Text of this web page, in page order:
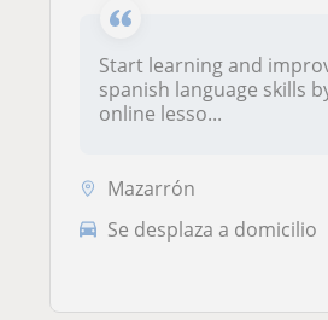
Start learning and
spanish language skills
online lesso...
Mazarrón
Se desplaza a domicilio